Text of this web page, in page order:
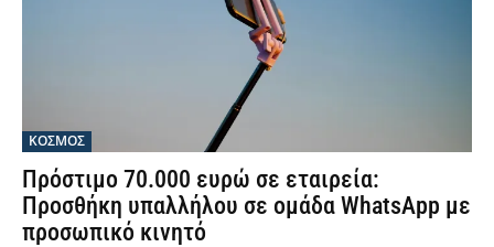
ΚΟΣΜΟΣ
Πρόστιμο 70.000 ευρώ σε εταιρεία:
Προσθήκη υπαλλήλου σε ομάδα WhatsApp με
προσωπικό κινητό